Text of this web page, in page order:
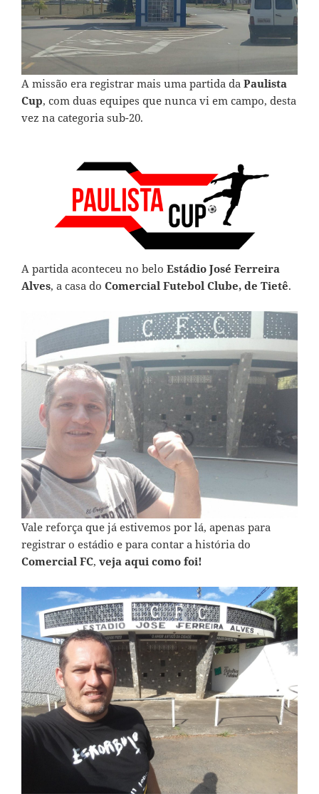
A missão era registrar mais uma partida da Paulista
Cup, com duas equipes que nunca vi em campo, desta
vez na categoria sub-20.
A partida aconteceu no belo Estádio José Ferreira
Alves, a casa do Comercial Futebol Clube, de Tietê.
Vale reforça que já estivemos por lá, apenas para
registrar o estádio e para contar a história do
Comercial FC, veja aqui como foi!